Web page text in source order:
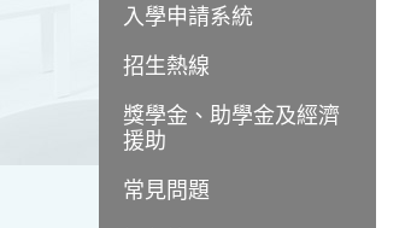
入學申請系統
招生熱線
獎學金、助學金及經濟
援助
常見問題